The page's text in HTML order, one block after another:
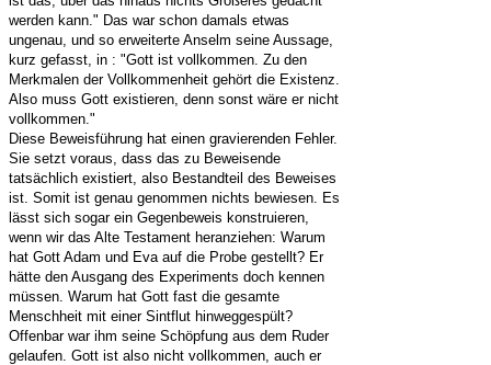
werden kann." Das war schon damals etwas
ungenau, und so erweiterte Anselm seine Aussage,
kurz gefasst, in : "Gott ist vollkommen. Zu den
Merkmalen der Vollkommenheit gehört die Existenz.
Also muss Gott existieren, denn sonst wäre er nicht
vollkommen."
Diese Beweisführung hat einen gravierenden Fehler.
Sie setzt voraus, dass das zu Beweisende
tatsächlich existiert, also Bestandteil des Beweises
ist. Somit ist genau genommen nichts bewiesen. Es
lässt sich sogar ein Gegenbeweis konstruieren,
wenn wir das Alte Testament heranziehen: Warum
hat Gott Adam und Eva auf die Probe gestellt? Er
hätte den Ausgang des Experiments doch kennen
müssen. Warum hat Gott fast die gesamte
Menschheit mit einer Sintflut hinweggespült?
Offenbar war ihm seine Schöpfung aus dem Ruder
gelaufen. Gott ist also nicht vollkommen, auch er